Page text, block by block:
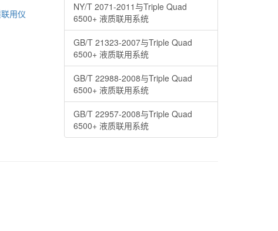
用仪
NY/T 2071-2011与Triple Quad
6500+ 液质联用系统
GB/T 21323-2007与Triple Quad
6500+ 液质联用系统
GB/T 22988-2008与Triple Quad
6500+ 液质联用系统
GB/T 22957-2008与Triple Quad
6500+ 液质联用系统